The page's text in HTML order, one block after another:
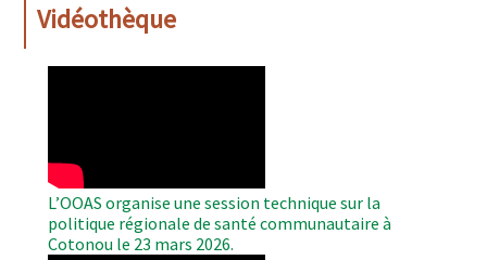
Vidéothèque
L’OOAS organise une session technique sur la
politique régionale de santé communautaire à
Cotonou le 23 mars 2026.